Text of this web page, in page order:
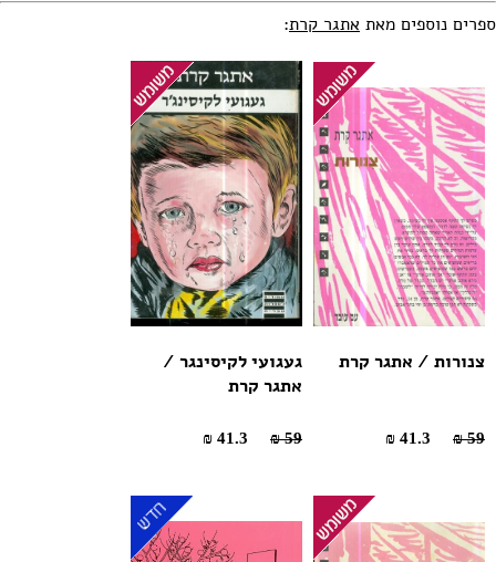
ספרים נוספים מאת אתגר קרת:
צנורות / אתגר קרת
59 ₪
געגועי לקיסינגר /
אתגר קרת
59 ₪